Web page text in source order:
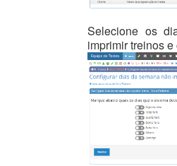
Selecione os
imprimir treinos